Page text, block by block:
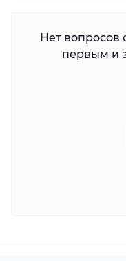
Нет вопросов
первым и